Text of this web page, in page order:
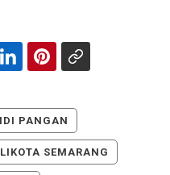
PANGAN
SEMARANG